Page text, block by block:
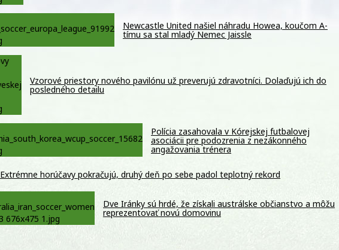
Newcastle United našiel náhradu Howea, koučom A-
tímu sa stal mladý Nemec Jaissle
Vzorové priestory nového pavilónu už preverujú zdravotníci. Dolaďujú ich do
posledného detailu
Polícia zasahovala v Kórejskej futbalovej
asociácii pre podozrenia z nezákonného
angažovania trénera
Extrémne horúčavy pokračujú, druhý deň po sebe padol teplotný rekord
Dve Iránky sú hrdé, že získali austrálske občianstvo a môžu
reprezentovať novú domovinu